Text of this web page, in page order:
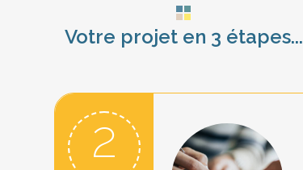
Votre projet en 3 étapes...
2